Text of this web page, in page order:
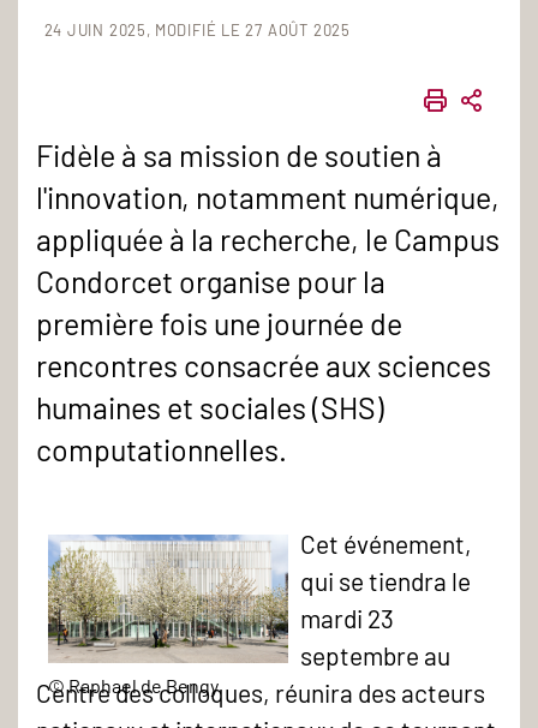
24 JUIN 2025 MODIFIÉ LE 27 AOÛT 2025
Fidèle à sa mission de soutien à
l'innovation, notamment numérique,
appliquée à la recherche, le Campus
Condorcet organise pour la
première fois une journée de
rencontres consacrée aux sciences
humaines et sociales (SHS)
computationnelles.
Photo
© Raphael de Bengy
Cet événement,
qui se tiendra le
mardi 23
septembre au
Centre des colloques, réunira des acteurs